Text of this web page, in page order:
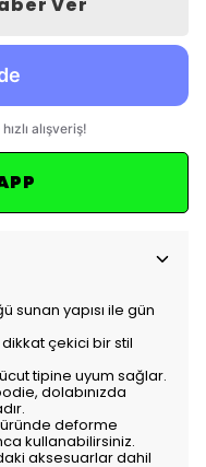
sunan yapısı ile gün
çekici bir stil
tipine uyum sağlar.
dolabınızda
üründe deforme
kullanabilirsiniz.
aksesuarlar dahil